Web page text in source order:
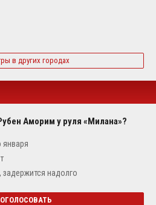
в других городах
Аморим у руля «Милана»?
надолго